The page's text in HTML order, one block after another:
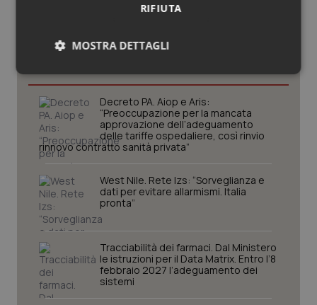
Lavoro e Professioni
Decreto PA. Aiop e Aris:
“Preoccupazione per la mancata
approvazione dell’adeguamento
delle tariffe ospedaliere, così rinvio
rinnovo contratto sanità privata”
West Nile. Rete Izs: “Sorveglianza e
dati per evitare allarmismi. Italia
pronta”
Tracciabilità dei farmaci. Dal Ministero
le istruzioni per il Data Matrix. Entro l’8
febbraio 2027 l’adeguamento dei
sistemi
RIFIUTA
MOSTRA DETTAGLI
Necessari Statistici Marketing
Necessari Statistici Marketing
I cookie necessari contribuiscono a rendere fruibile il
sito web abilitandone funzionalità di base quali la
navigazione sulle pagine e l'accesso alle aree
protette del sito. Il sito web non è in grado di
funzionare correttamente senza questi cookie.
Fornitore/Dominio
VISITOR_PRIVACY_METADATA
.youtube.com